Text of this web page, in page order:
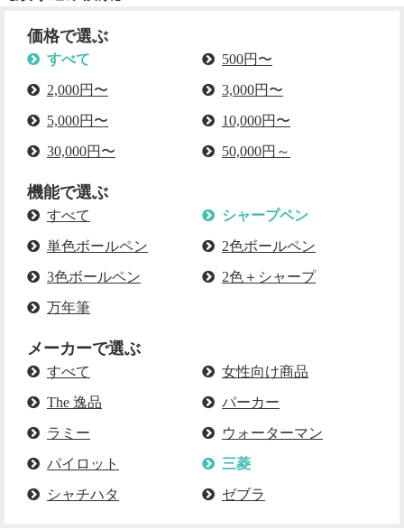
価格で選ぶ
すべて
500円〜
2,000円〜
3,000円〜
5,000円〜
10,000円〜
30,000円〜
50,000円～
機能で選ぶ
すべて
シャープペン
単色ボールペン
2色ボールペン
3色ボールペン
2色＋シャープ
万年筆
メーカーで選ぶ
すべて
女性向け商品
The 逸品
パーカー
ラミー
ウォーターマン
パイロット
三菱
シャチハタ
ゼブラ